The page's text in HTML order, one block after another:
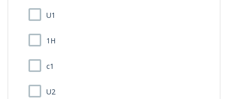
U1
1H
c1
U2